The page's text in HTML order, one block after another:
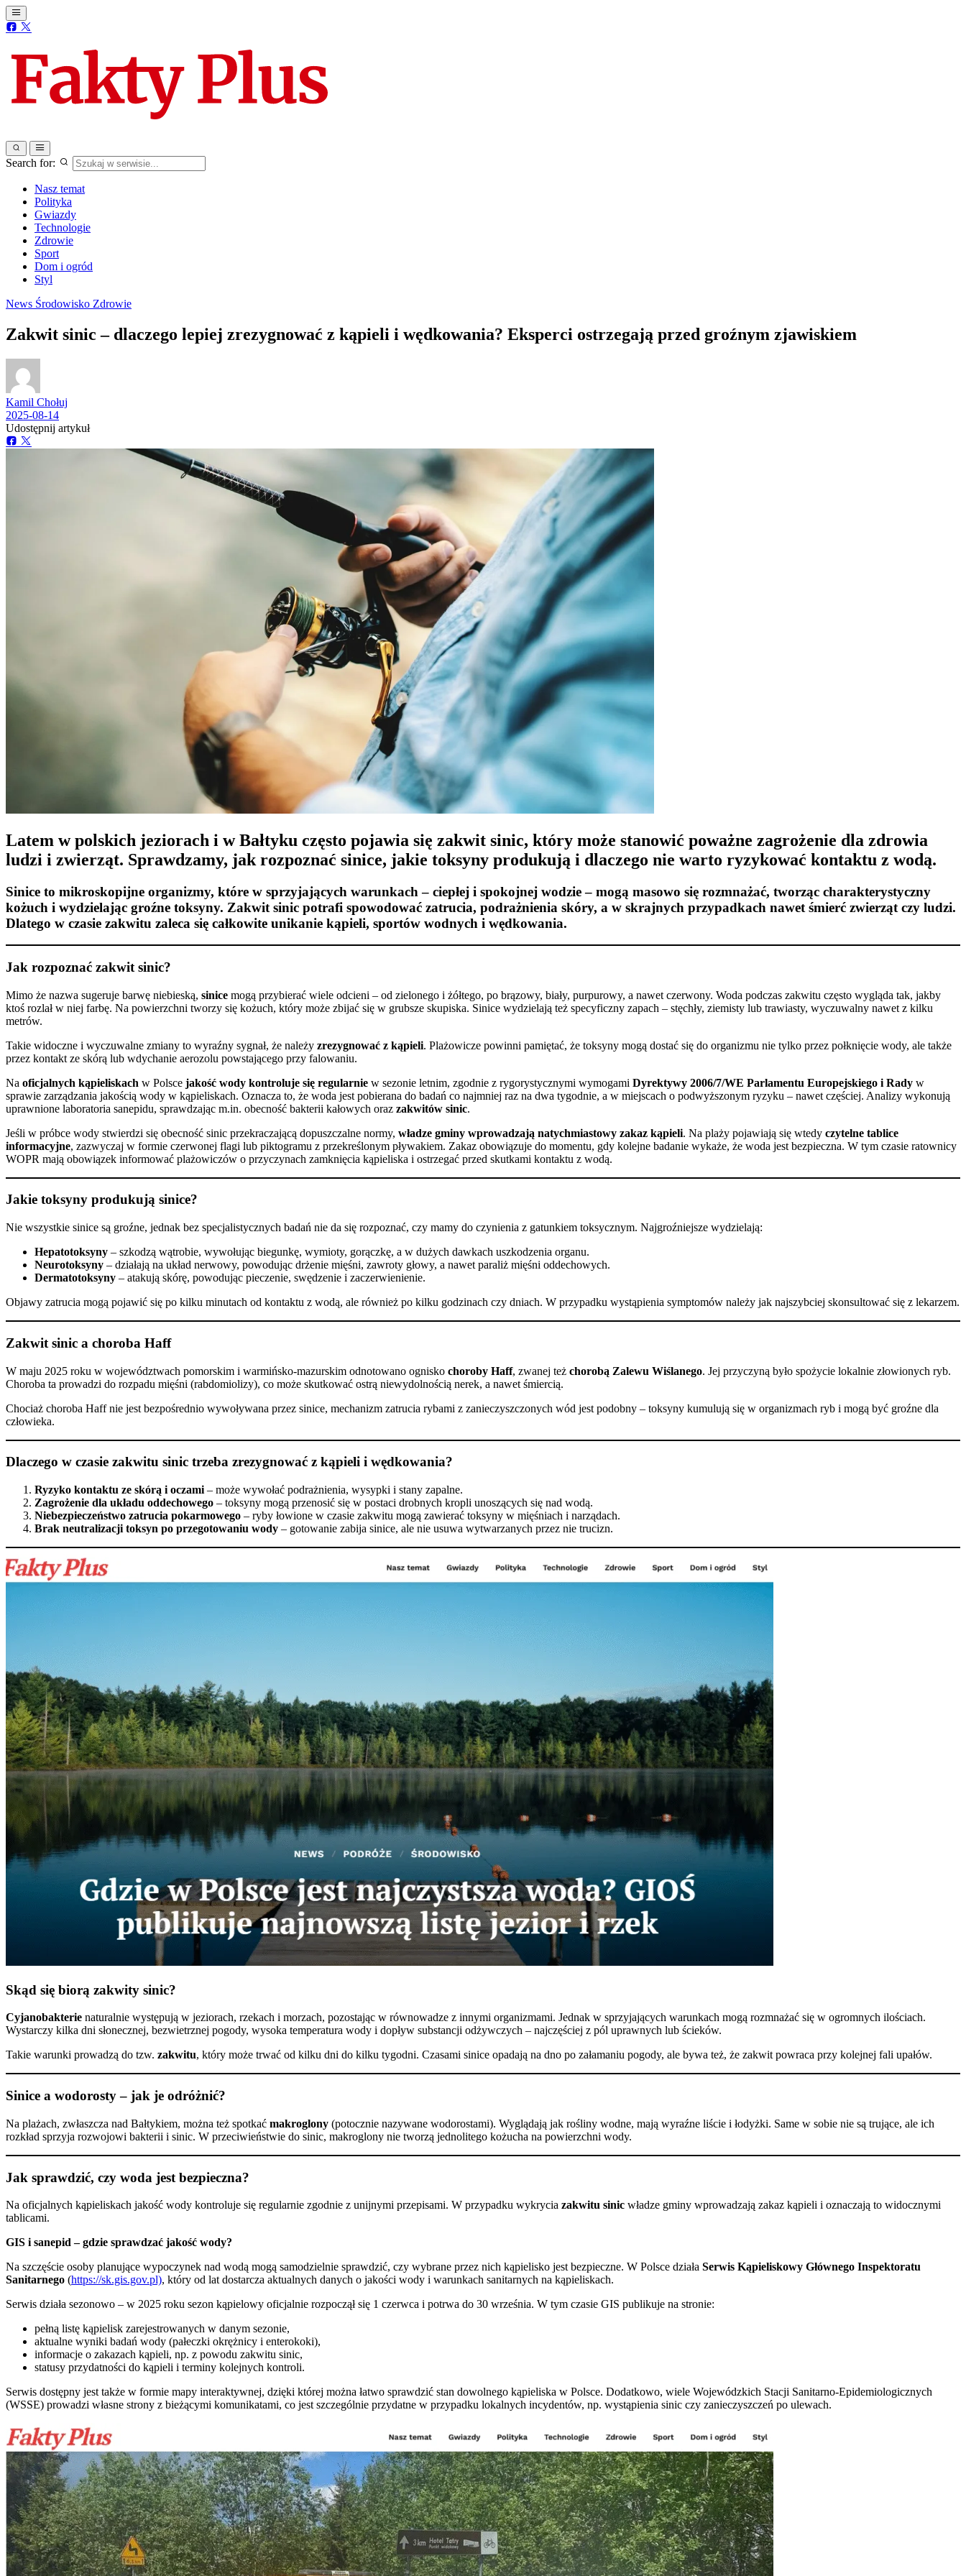
Search for:
Nasz temat
Polityka
Gwiazdy
Technologie
Zdrowie
Sport
Dom i ogród
Styl
News Środowisko Zdrowie
Zakwit sinic – dlaczego lepiej zrezygnować z kąpieli i wędkowania? Eksperci ostrzegają przed groźnym zjawiskiem
Kamil Chołuj
2025-08-14
Udostępnij artykuł
Latem w polskich jeziorach i w Bałtyku często pojawia się zakwit sinic, który może stanowić poważne zagrożenie dla zdrowia
ludzi i zwierząt. Sprawdzamy, jak rozpoznać sinice, jakie toksyny produkują i dlaczego nie warto ryzykować kontaktu z wodą.
Sinice to mikroskopijne organizmy, które w sprzyjających warunkach – ciepłej i spokojnej wodzie – mogą masowo się rozmnażać, tworząc charakterystyczny
kożuch i wydzielając groźne toksyny. Zakwit sinic potrafi spowodować zatrucia, podrażnienia skóry, a w skrajnych przypadkach nawet śmierć zwierząt czy ludzi.
Dlatego w czasie zakwitu zaleca się całkowite unikanie kąpieli, sportów wodnych i wędkowania.
Jak rozpoznać zakwit sinic?
Mimo że nazwa sugeruje barwę niebieską, sinice mogą przybierać wiele odcieni – od zielonego i żółtego, po brązowy, biały, purpurowy, a nawet czerwony. Woda podczas zakwitu często wygląda tak, jakby
ktoś rozlał w niej farbę. Na powierzchni tworzy się kożuch, który może zbijać się w grubsze skupiska. Sinice wydzielają też specyficzny zapach – stęchły, ziemisty lub trawiasty, wyczuwalny nawet z kilku
metrów.
Takie widoczne i wyczuwalne zmiany to wyraźny sygnał, że należy zrezygnować z kąpieli. Plażowicze powinni pamiętać, że toksyny mogą dostać się do organizmu nie tylko przez połknięcie wody, ale także
przez kontakt ze skórą lub wdychanie aerozolu powstającego przy falowaniu.
Na oficjalnych kąpieliskach w Polsce jakość wody kontroluje się regularnie w sezonie letnim, zgodnie z rygorystycznymi wymogami Dyrektywy 2006/7/WE Parlamentu Europejskiego i Rady w
sprawie zarządzania jakością wody w kąpieliskach. Oznacza to, że woda jest pobierana do badań co najmniej raz na dwa tygodnie, a w miejscach o podwyższonym ryzyku – nawet częściej. Analizy wykonują
uprawnione laboratoria sanepidu, sprawdzając m.in. obecność bakterii kałowych oraz zakwitów sinic.
Jeśli w próbce wody stwierdzi się obecność sinic przekraczającą dopuszczalne normy, władze gminy wprowadzają natychmiastowy zakaz kąpieli. Na plaży pojawiają się wtedy czytelne tablice
informacyjne, zazwyczaj w formie czerwonej flagi lub piktogramu z przekreślonym pływakiem. Zakaz obowiązuje do momentu, gdy kolejne badanie wykaże, że woda jest bezpieczna. W tym czasie ratownicy
WOPR mają obowiązek informować plażowiczów o przyczynach zamknięcia kąpieliska i ostrzegać przed skutkami kontaktu z wodą.
Jakie toksyny produkują sinice?
Nie wszystkie sinice są groźne, jednak bez specjalistycznych badań nie da się rozpoznać, czy mamy do czynienia z gatunkiem toksycznym. Najgroźniejsze wydzielają:
Hepatotoksyny – szkodzą wątrobie, wywołując biegunkę, wymioty, gorączkę, a w dużych dawkach uszkodzenia organu.
Neurotoksyny – działają na układ nerwowy, powodując drżenie mięśni, zawroty głowy, a nawet paraliż mięśni oddechowych.
Dermatotoksyny – atakują skórę, powodując pieczenie, swędzenie i zaczerwienienie.
Objawy zatrucia mogą pojawić się po kilku minutach od kontaktu z wodą, ale również po kilku godzinach czy dniach. W przypadku wystąpienia symptomów należy jak najszybciej skonsultować się z lekarzem.
Zakwit sinic a choroba Haff
W maju 2025 roku w województwach pomorskim i warmińsko-mazurskim odnotowano ognisko choroby Haff, zwanej też chorobą Zalewu Wiślanego. Jej przyczyną było spożycie lokalnie złowionych ryb.
Choroba ta prowadzi do rozpadu mięśni (rabdomiolizy), co może skutkować ostrą niewydolnością nerek, a nawet śmiercią.
Chociaż choroba Haff nie jest bezpośrednio wywoływana przez sinice, mechanizm zatrucia rybami z zanieczyszczonych wód jest podobny – toksyny kumulują się w organizmach ryb i mogą być groźne dla
człowieka.
Dlaczego w czasie zakwitu sinic trzeba zrezygnować z kąpieli i wędkowania?
Ryzyko kontaktu ze skórą i oczami – może wywołać podrażnienia, wysypki i stany zapalne.
Zagrożenie dla układu oddechowego – toksyny mogą przenosić się w postaci drobnych kropli unoszących się nad wodą.
Niebezpieczeństwo zatrucia pokarmowego – ryby łowione w czasie zakwitu mogą zawierać toksyny w mięśniach i narządach.
Brak neutralizacji toksyn po przegotowaniu wody – gotowanie zabija sinice, ale nie usuwa wytwarzanych przez nie trucizn.
Skąd się biorą zakwity sinic?
Cyjanobakterie naturalnie występują w jeziorach, rzekach i morzach, pozostając w równowadze z innymi organizmami. Jednak w sprzyjających warunkach mogą rozmnażać się w ogromnych ilościach.
Wystarczy kilka dni słonecznej, bezwietrznej pogody, wysoka temperatura wody i dopływ substancji odżywczych – najczęściej z pól uprawnych lub ścieków.
Takie warunki prowadzą do tzw. zakwitu, który może trwać od kilku dni do kilku tygodni. Czasami sinice opadają na dno po załamaniu pogody, ale bywa też, że zakwit powraca przy kolejnej fali upałów.
Sinice a wodorosty – jak je odróżnić?
Na plażach, zwłaszcza nad Bałtykiem, można też spotkać makroglony (potocznie nazywane wodorostami). Wyglądają jak rośliny wodne, mają wyraźne liście i łodyżki. Same w sobie nie są trujące, ale ich
rozkład sprzyja rozwojowi bakterii i sinic. W przeciwieństwie do sinic, makroglony nie tworzą jednolitego kożucha na powierzchni wody.
Jak sprawdzić, czy woda jest bezpieczna?
Na oficjalnych kąpieliskach jakość wody kontroluje się regularnie zgodnie z unijnymi przepisami. W przypadku wykrycia zakwitu sinic władze gminy wprowadzają zakaz kąpieli i oznaczają to widocznymi
tablicami.
GIS i sanepid – gdzie sprawdzać jakość wody?
Na szczęście osoby planujące wypoczynek nad wodą mogą samodzielnie sprawdzić, czy wybrane przez nich kąpielisko jest bezpieczne. W Polsce działa Serwis Kąpieliskowy Głównego Inspektoratu
Sanitarnego (https://sk.gis.gov.pl), który od lat dostarcza aktualnych danych o jakości wody i warunkach sanitarnych na kąpieliskach.
Serwis działa sezonowo – w 2025 roku sezon kąpielowy oficjalnie rozpoczął się 1 czerwca i potrwa do 30 września. W tym czasie GIS publikuje na stronie:
pełną listę kąpielisk zarejestrowanych w danym sezonie,
aktualne wyniki badań wody (pałeczki okrężnicy i enterokoki),
informacje o zakazach kąpieli, np. z powodu zakwitu sinic,
statusy przydatności do kąpieli i terminy kolejnych kontroli.
Serwis dostępny jest także w formie mapy interaktywnej, dzięki której można łatwo sprawdzić stan dowolnego kąpieliska w Polsce. Dodatkowo, wiele Wojewódzkich Stacji Sanitarno-Epidemiologicznych
(WSSE) prowadzi własne strony z bieżącymi komunikatami, co jest szczególnie przydatne w przypadku lokalnych incydentów, np. wystąpienia sinic czy zanieczyszczeń po ulewach.